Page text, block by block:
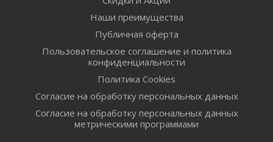
Наши преимущества
Публичная оферта
Пользовательское соглашение и политика
конфиденциальности
Политика Cookies
Согласие на обработку персональных данных
Согласие на обработку персональных данных
метрическими программами